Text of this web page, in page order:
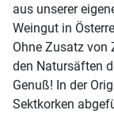
aus unserer
Weingut in
Ohne Zusatz von
den Natursäften
Genuß! In der
Sektkorken